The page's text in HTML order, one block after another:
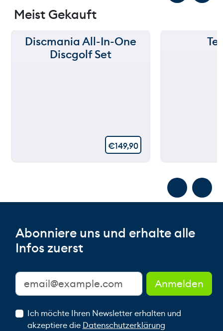
Meist Gekauft
Discmania All-In-One
Discgolf Set
€149,90
Abonniere uns und erhalte alle
Infos zuerst
Ich möchte Ihren Newsletter erhalten und
akzeptiere die Datenschutzerklärung